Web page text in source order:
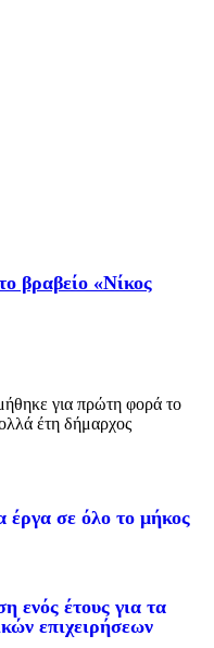
βραβείο «Νίκος
για πρώτη φορά το
έτη δήμαρχος
σε όλο το μήκος
ενός έτους για τα
επιχειρήσεων